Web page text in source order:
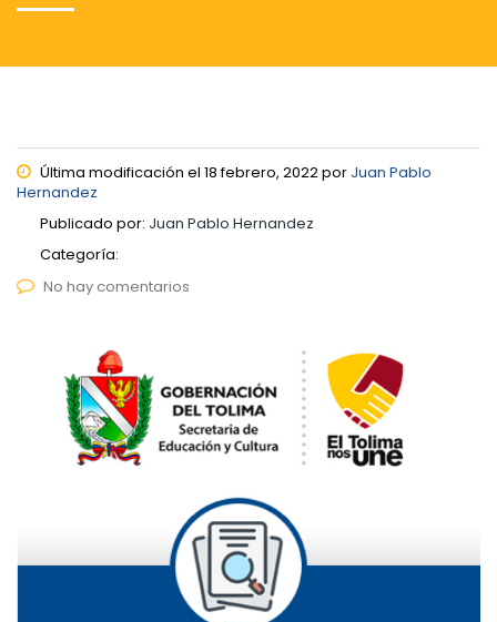
Última modificación el 18 febrero, 2022 por Juan Pablo
Hernandez
Publicado por: Juan Pablo Hernandez
Categoría:
No hay comentarios